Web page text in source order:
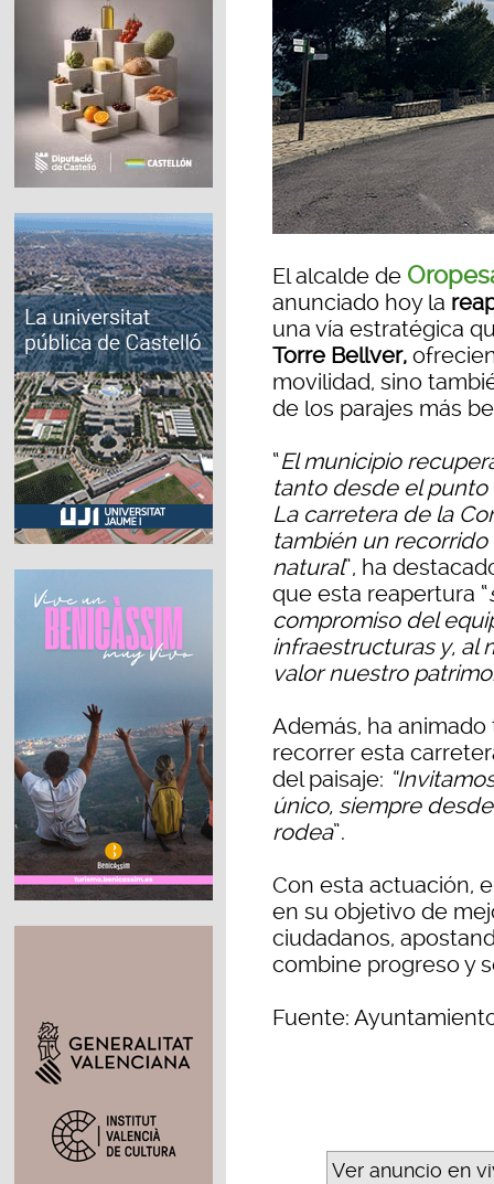
El alcalde de
anunciado hoy la
una vía estratégica
Torre Bellver,
movilidad, sino
de los parajes más
“El municipio
tanto desde el punto
La carretera de la
también un
natural”, ha
que esta reapertura “
compromiso del
infraestructuras y, al
valor nuestro
Además, ha
recorrer esta
del paisaje:
único, siempre
rodea”.
Con esta actuación,
en su objetivo de
ciudadanos,
combine progreso y
Fuente:
Ver anuncio en